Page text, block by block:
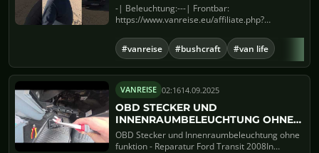
-| Beleuchtung:---| Frontbar:
https://www.vanreise.eu/affiliate.php?
#vanreise #bushcraft #van life
VANREISE 02:1614.09.2025
OBD STECKER UND
INNENRAUMBELEUCHTUNG OHNE
FUNKTION - REPARATUR FORD
TRANSIT 2008 #007
OBD Stecker und Innenraumbeleuchtung ohne
funktion - Reparatur Ford Transit 2008In